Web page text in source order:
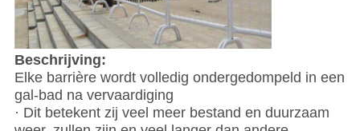
Beschrijving:
Elke barrière wordt volledig ondergedompeld in een
gal-bad na vervaardiging
· Dit betekent zij veel meer bestand en duurzaam